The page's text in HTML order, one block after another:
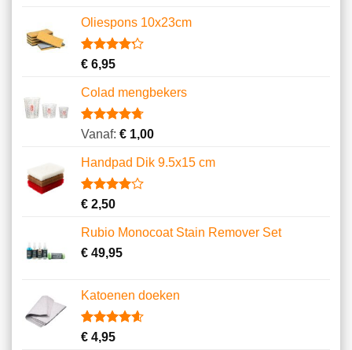
Oliespons 10x23cm
Gewaardeerd
gebaseerd
op
9
klantbeoordelingen
€6,95
Colad mengbekers
Gewaardeerd
gebaseerd
op
8
klantbeoordelingen
Vanaf: €1,00
Handpad Dik 9.5x15 cm
Gewaardeerd
5
gebaseerd
op
3
€2,50
Rubio Monocoat Stain Remover Set
€49,95
Katoenen doeken
Gewaardeerd
13
€4,95